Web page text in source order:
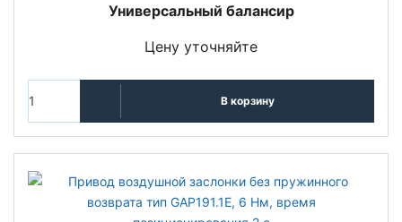
Универсальный балансир
Цену уточняйте
В корзину